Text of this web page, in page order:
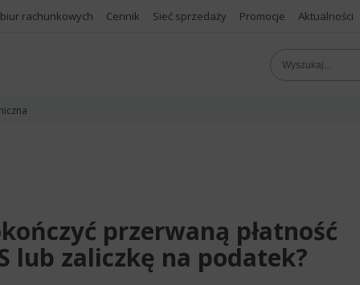
rachunkowych Cennik Sieć sprzedaży Promocje Aktualności
przerwaną płatność
lub zaliczkę na podatek?